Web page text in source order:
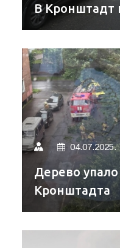
В Кронштадт
04.07.2025.
Дерево
Кронштадта